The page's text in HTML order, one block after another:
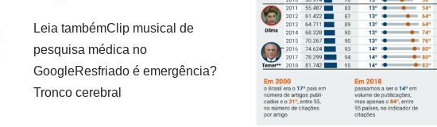
Leia tambémClip musical de
pesquisa médica no
GoogleResfriado é emergência?
Tronco cerebral